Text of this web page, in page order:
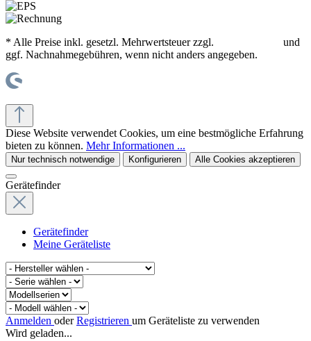
* Alle Preise inkl. gesetzl. Mehrwertsteuer zzgl.
und
ggf. Nachnahmegebühren, wenn nicht anders angegeben.
Diese Website verwendet Cookies, um eine bestmögliche Erfahrung
bieten zu können. Mehr Informationen ...
Nur technisch notwendige Konfigurieren Alle Cookies akzeptieren
Gerätefinder
Gerätefinder
Meine Geräteliste
Anmelden oderRegistrieren um Geräteliste zu verwenden
Wird geladen...